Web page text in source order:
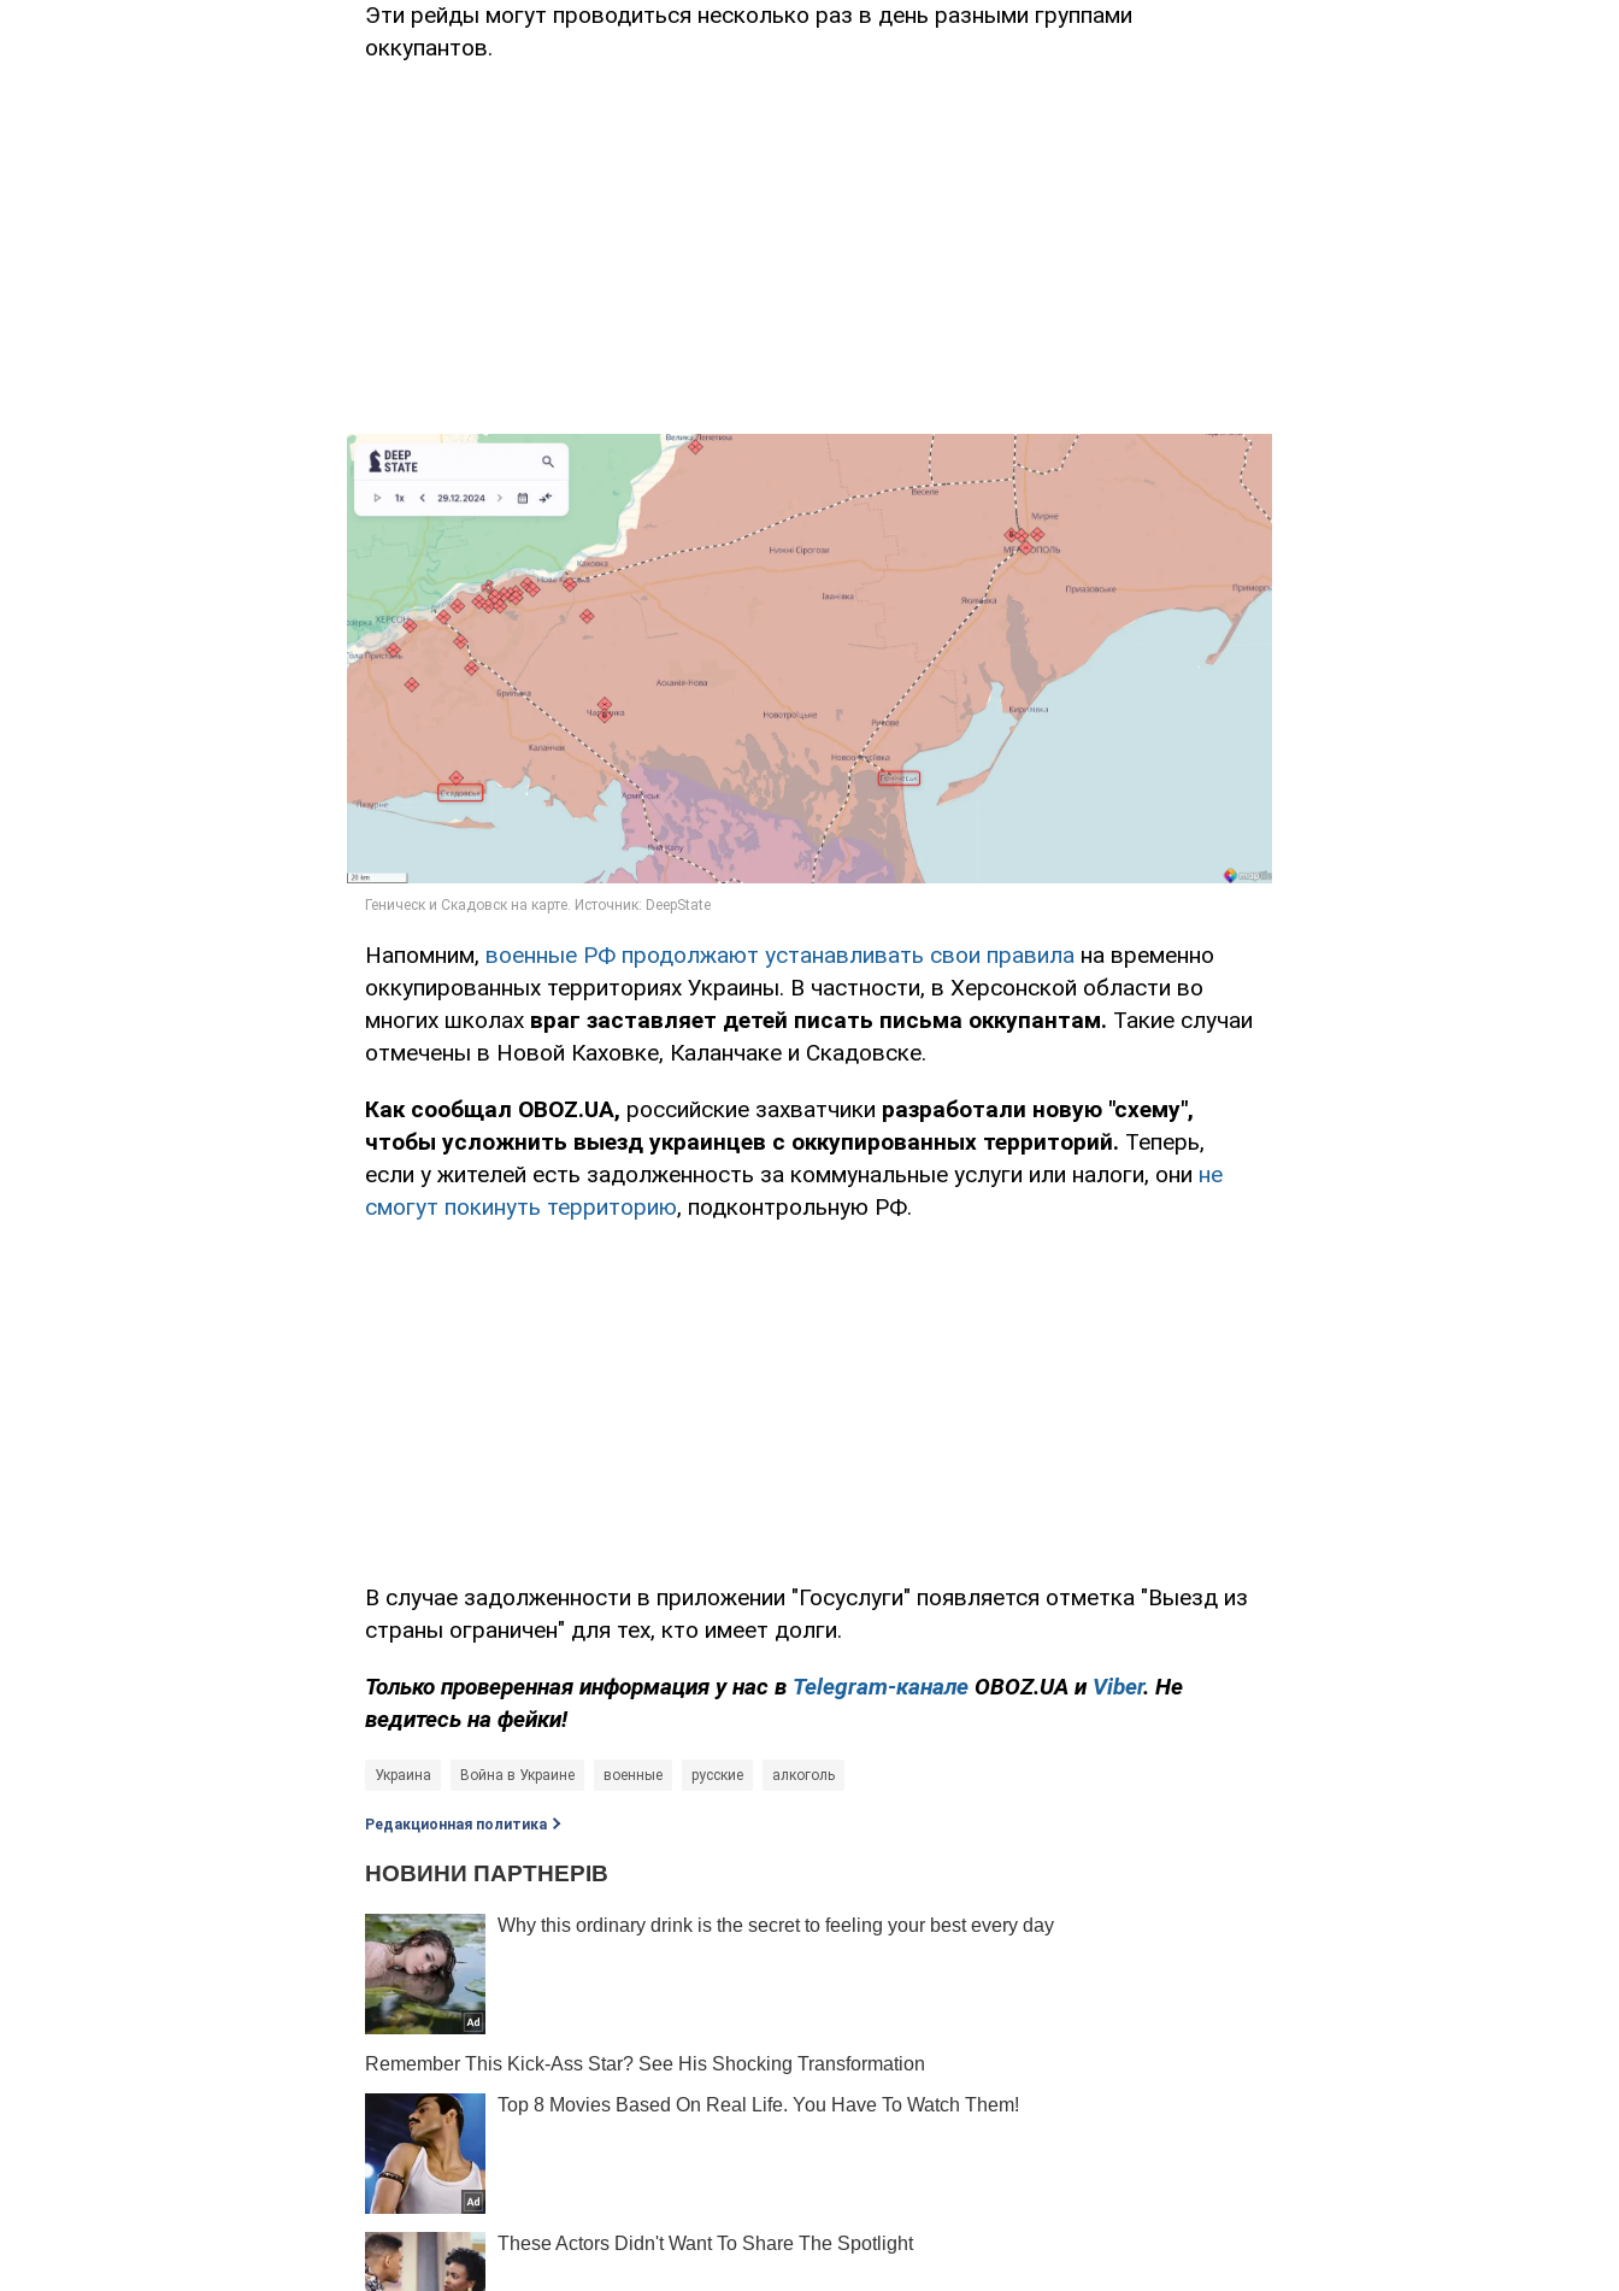
Эти рейды могут проводиться несколько раз в день разными группами
оккупантов.
Напомним, военные РФ продолжают устанавливать свои правила на временно
оккупированных территориях Украины. В частности, в Херсонской области во
многих школах враг заставляет детей писать письма оккупантам. Такие случаи
отмечены в Новой Каховке, Каланчаке и Скадовске.
Как сообщал OBOZ.UA, российские захватчики разработали новую "схему",
чтобы усложнить выезд украинцев с оккупированных территорий. Теперь,
если у жителей есть задолженность за коммунальные услуги или налоги, они не
смогут покинуть территорию, подконтрольную РФ.
В случае задолженности в приложении "Госуслуги" появляется отметка "Выезд из
страны ограничен" для тех, кто имеет долги.
Только проверенная информация у нас в Telegram-канале OBOZ.UA и Viber. Не
ведитесь на фейки!
Украина Война в Украине военные русские алкоголь
Редакционная политика